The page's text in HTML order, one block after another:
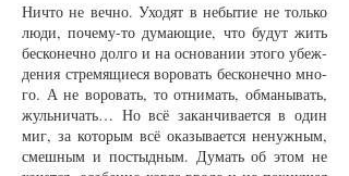
Ни­что не веч­но. Ухо­дят в не­бы­тие не толь­ко
лю­ди, по­че­му-то ду­ма­ю­щие, что бу­дут жить
бес­ко­неч­но дол­го и на ос­но­ва­нии это­го убеж­
де­ния стре­мя­щи­е­ся во­ро­вать бес­ко­неч­но мно­
го. А не во­ро­вать, то от­ни­мать, об­ма­ны­вать,
жуль­ни­чать… Но всё за­кан­чи­ва­ет­ся в один
миг, за ко­то­рым всё ока­зы­ва­ет­ся не­нуж­ным,
смеш­ным и по­стыд­ным. Ду­мать об этом не